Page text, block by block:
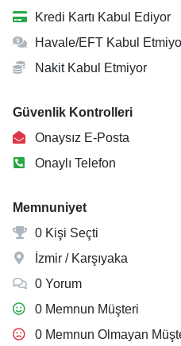
Kredi Kartı Kabul Ediyor
Havale/EFT Kabul
Nakit Kabul Etmiyor
Güvenlik Kontrolleri
Onaysız E-Posta
Onaylı Telefon
Memnuniyet
0 Kişi Seçti
İzmir / Karşıyaka
0 Yorum
0 Memnun Müşteri
0 Memnun Olmayan